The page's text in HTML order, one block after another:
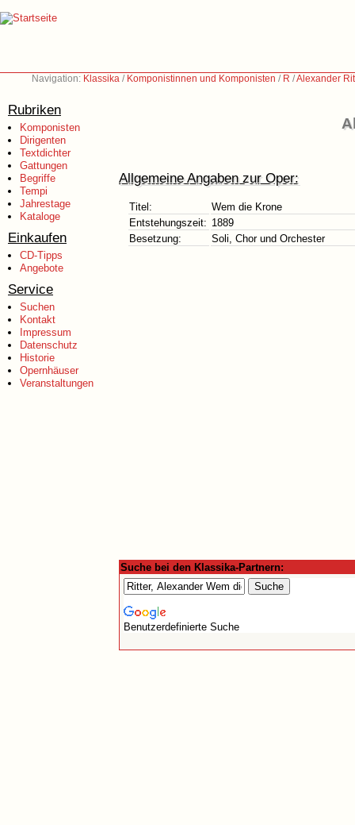
Navigation: Klassika / Komponistinnen und Komponisten / R /Alexander
Rubriken
Komponisten
Dirigenten
Textdichter
Gattungen
Begriffe
Tempi
Jahrestage
Kataloge
Einkaufen
CD-Tipps
Angebote
Service
Suchen
Kontakt
Impressum
Datenschutz
Historie
Opernhäuser
Veranstaltungen
Allgemeine Angaben zur Oper:
Titel:
Wem die Krone
Entstehungszeit: 1889
Besetzung:
Soli, Chor und Orchester
Suche bei den Klassika-Partnern:
Benutzerdefinierte Suche